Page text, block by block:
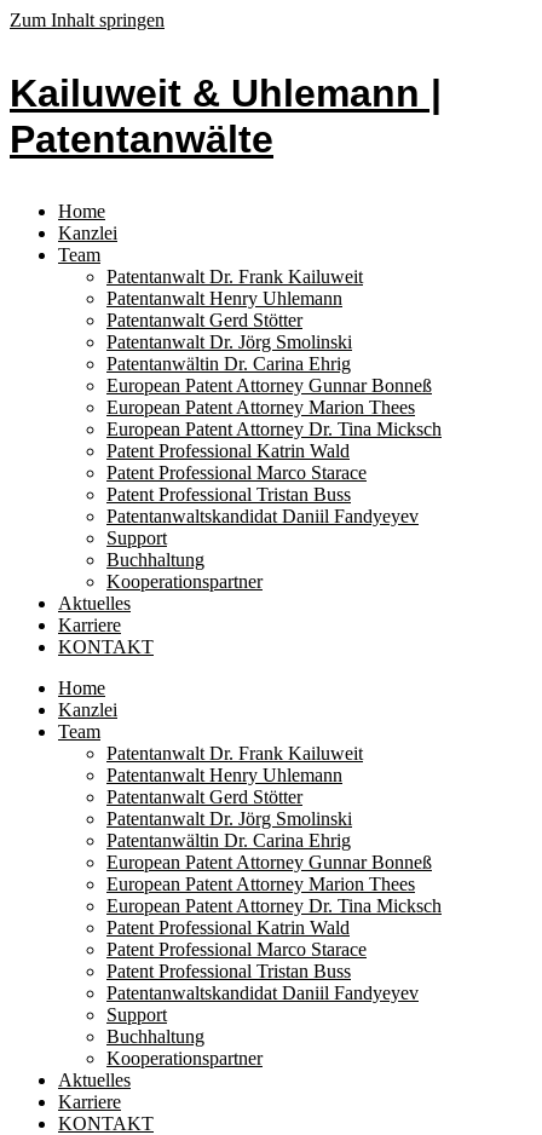
Zum Inhalt springen
Kailuweit & Uhlemann |
Patentanwälte
Home
Kanzlei
Team
Patentanwalt Dr. Frank Kailuweit
Patentanwalt Henry Uhlemann
Patentanwalt Gerd Stötter
Patentanwalt Dr. Jörg Smolinski
Patentanwältin Dr. Carina Ehrig
European Patent Attorney Gunnar Bonneß
European Patent Attorney Marion Thees
European Patent Attorney Dr. Tina Micksch
Patent Professional Katrin Wald
Patent Professional Marco Starace
Patent Professional Tristan Buss
Patentanwaltskandidat Daniil Fandyeyev
Support
Buchhaltung
Kooperationspartner
Aktuelles
Karriere
KONTAKT
Home
Kanzlei
Team
Patentanwalt Dr. Frank Kailuweit
Patentanwalt Henry Uhlemann
Patentanwalt Gerd Stötter
Patentanwalt Dr. Jörg Smolinski
Patentanwältin Dr. Carina Ehrig
European Patent Attorney Gunnar Bonneß
European Patent Attorney Marion Thees
European Patent Attorney Dr. Tina Micksch
Patent Professional Katrin Wald
Patent Professional Marco Starace
Patent Professional Tristan Buss
Patentanwaltskandidat Daniil Fandyeyev
Support
Buchhaltung
Kooperationspartner
Aktuelles
Karriere
KONTAKT